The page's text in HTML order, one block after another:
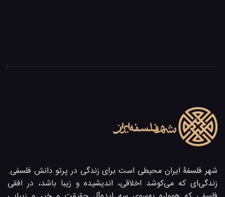
شهر فلسفۀ ایران محیطی است برای زندگی در پرتو دانش فلسفی.
زندگی‌ای که می‌کوشد اخلاقی، اندیشیده و زیبا باشد، در افقی